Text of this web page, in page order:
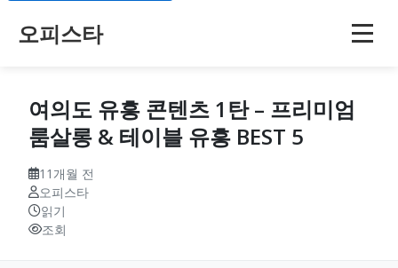
오피스타
여의도 유흥 콘텐츠 1탄 – 프리미엄
룸살롱 & 테이블 유흥 BEST 5
11개월 전
오피스타
읽기
조회